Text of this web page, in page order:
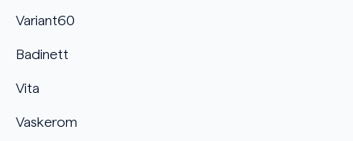
Variant60
Badinett
Vita
Vaskerom